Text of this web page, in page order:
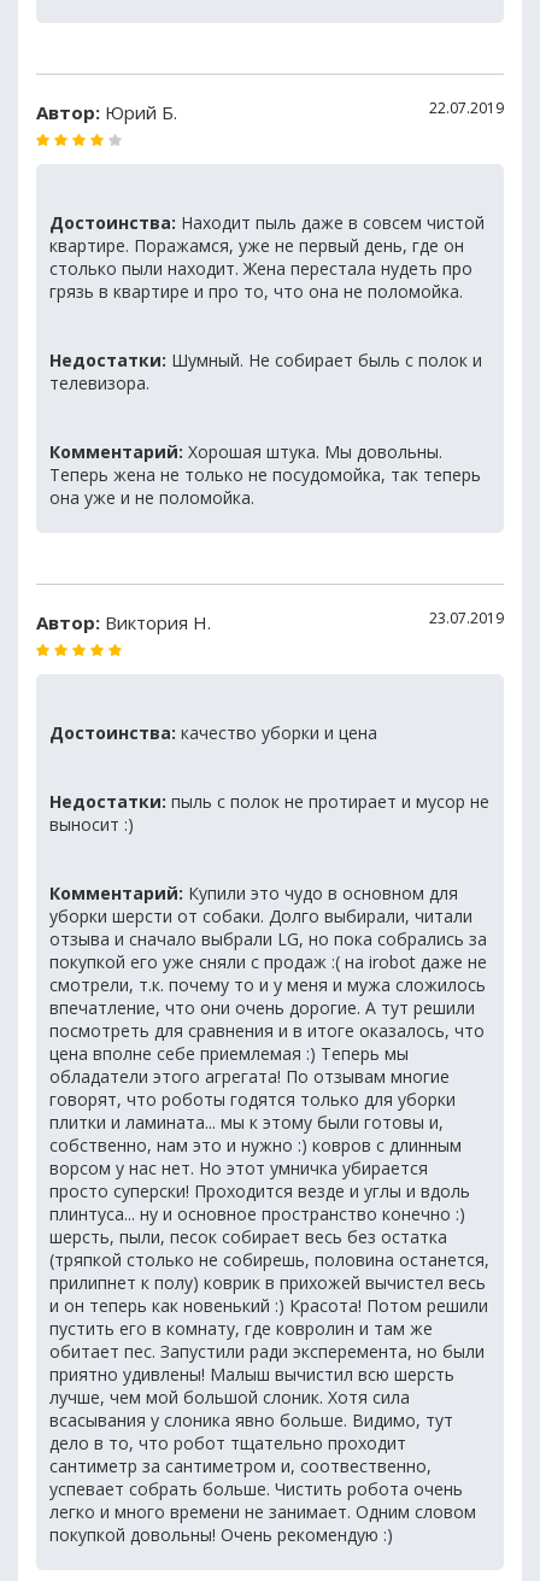
Автор: Юрий Б. 22.07.2019
Достоинства: Находит пыль даже в совсем чистой
квартире. Поражамся, уже не первый день, где он
столько пыли находит. Жена перестала нудеть про
грязь в квартире и про то, что она не поломойка.
Недостатки: Шумный. Не собирает быль с полок и
телевизора.
Комментарий: Хорошая штука. Мы довольны.
Теперь жена не только не посудомойка, так теперь
она уже и не поломойка.
Автор: Виктория Н. 23.07.2019
Достоинства: качество уборки и цена
Недостатки: пыль с полок не протирает и мусор не
выносит :)
Комментарий: Купили это чудо в основном для
уборки шерсти от собаки. Долго выбирали, читали
отзыва и сначало выбрали LG, но пока собрались за
покупкой его уже сняли с продаж :( на irobot даже не
смотрели, т.к. почему то и у меня и мужа сложилось
впечатление, что они очень дорогие. А тут решили
посмотреть для сравнения и в итоге оказалось, что
цена вполне себе приемлемая :) Теперь мы
обладатели этого агрегата! По отзывам многие
говорят, что роботы годятся только для уборки
плитки и ламината... мы к этому были готовы и,
собственно, нам это и нужно :) ковров с длинным
ворсом у нас нет. Но этот умничка убирается
просто суперски! Проходится везде и углы и вдоль
плинтуса... ну и основное пространство конечно :)
шерсть, пыли, песок собирает весь без остатка
(тряпкой столько не собирешь, половина останется,
прилипнет к полу) коврик в прихожей вычистел весь
и он теперь как новенький :) Красота! Потом решили
пустить его в комнату, где ковролин и там же
обитает пес. Запустили ради эксперемента, но были
приятно удивлены! Малыш вычистил всю шерсть
лучше, чем мой большой слоник. Хотя сила
всасывания у слоника явно больше. Видимо, тут
дело в то, что робот тщательно проходит
сантиметр за сантиметром и, соотвественно,
успевает собрать больше. Чистить робота очень
легко и много времени не занимает. Одним словом
покупкой довольны! Очень рекомендую :)